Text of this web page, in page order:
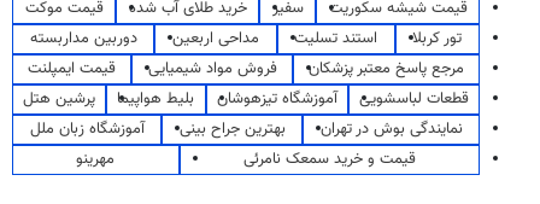
قیمت شیشه سکوریت سفیر خرید طلای آب شده
قیمت موکت
تور کربلا
استند تسلیت مداحی اربعین
دوربین مداربسته
مرجع پاسخ معتبر پزشکان
فروش مواد شیمیایی
قیمت ایمپلنت
قطعات لباسشویی
آموزشگاه تیزهوشان بلیط هواپیما
پرشین هتل
نمایندگی بوش در تهران
بهترین جراح بینی
آموزشگاه زبان ملل
قیمت و خرید سمعک نامرئی
مهرینو